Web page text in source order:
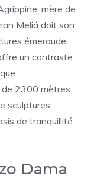
mère de
Meliá doit son
émeraude
un contraste
de 2300 mètres
sculptures
de tranquillité
Dama